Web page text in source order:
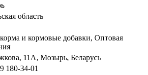
область
и кормовые добавки, Оптовая
11А, Мозырь, Беларусь
180-34-01